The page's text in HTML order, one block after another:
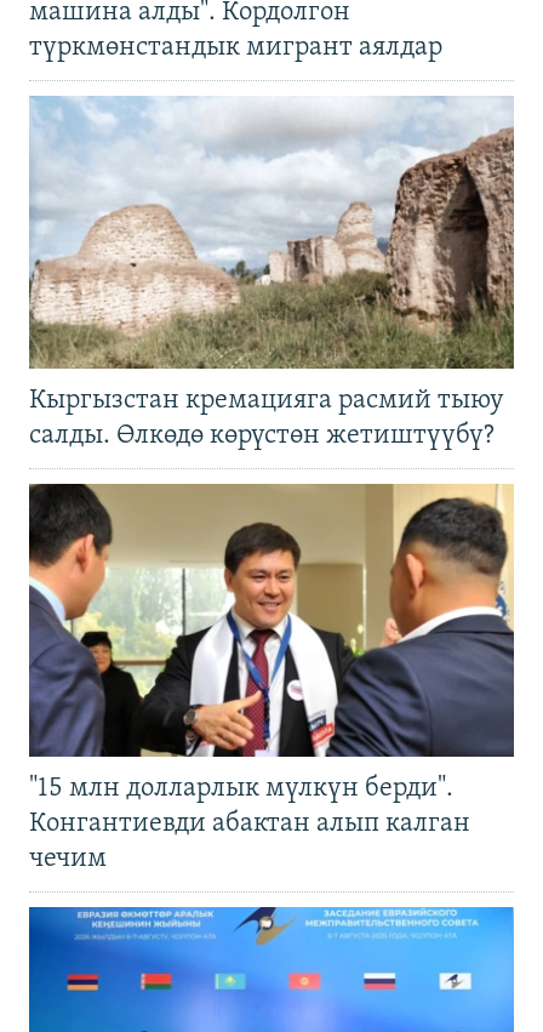
машина алды". Кордолгон
түркмөнстандык мигрант аялдар
Кыргызстан кремацияга расмий тыюу
салды. Өлкөдө көрүстөн жетиштүүбү?
"15 млн долларлык мүлкүн берди".
Конгантиевди абактан алып калган
чечим